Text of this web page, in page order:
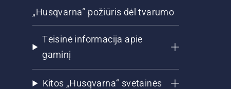
„Husqvarna“ požiūris dėl tvarumo
Teisinė informacija apie
gaminį
Kitos „Husqvarna“ svetainės